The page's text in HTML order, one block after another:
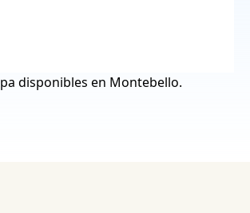
spa disponibles en Montebello.